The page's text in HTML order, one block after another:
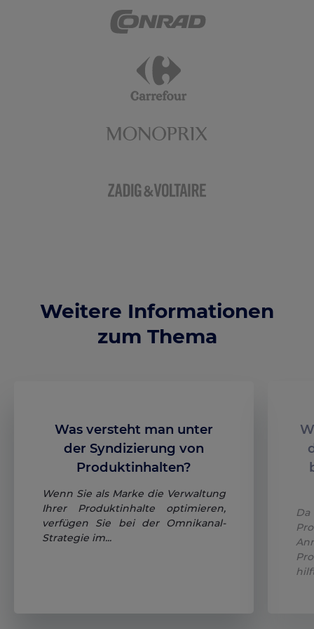
Weitere Informationen
zum Thema
Was versteht man unter
der Syndizierung von
Produktinhalten?
Wenn Sie als Marke die Verwaltung
Ihrer Produktinhalte optimieren,
verfügen Sie bei der Omnikanal-
Strategie im...